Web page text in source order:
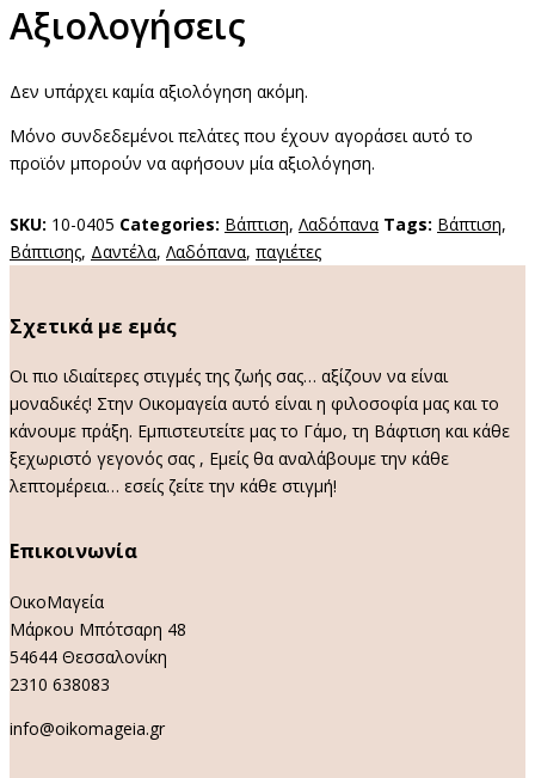
Αξιολογήσεις
Δεν υπάρχει καμία αξιολόγηση ακόμη.
Μόνο συνδεδεμένοι πελάτες που έχουν αγοράσει αυτό το
προϊόν μπορούν να αφήσουν μία αξιολόγηση.
SKU: 10-0405 Categories: Βάπτιση, Λαδόπανα Tags: Βάπτιση,
Βάπτισης, Δαντέλα, Λαδόπανα, παγιέτες
Σχετικά με εμάς
Οι πιο ιδιαίτερες στιγμές της ζωής σας… αξίζουν να είναι
μοναδικές! Στην Οικομαγεία αυτό είναι η φιλοσοφία μας και το
κάνουμε πράξη. Εμπιστευτείτε μας το Γάμο, τη Βάφτιση και κάθε
ξεχωριστό γεγονός σας , Εμείς θα αναλάβουμε την κάθε
λεπτομέρεια… εσείς ζείτε την κάθε στιγμή!
Επικοινωνία
ΟικοΜαγεία
Μάρκου Μπότσαρη 48
54644 Θεσσαλονίκη
2310 638083
info@oikomageia.gr